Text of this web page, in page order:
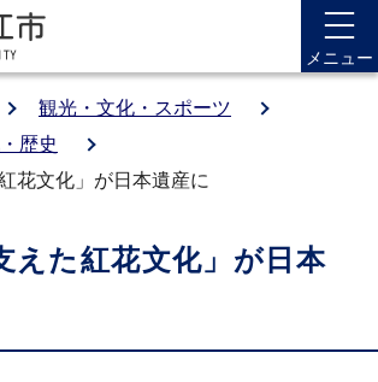
メニュー
観光・文化・スポーツ
歴史
花文化」が日本遺産に
えた紅花文化」が日本